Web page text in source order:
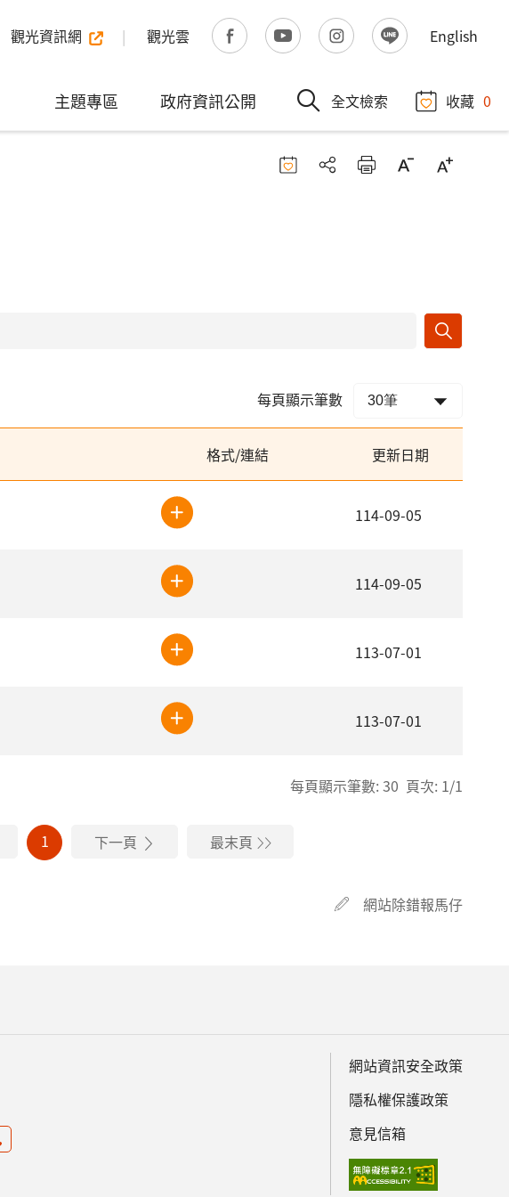
觀光資訊網 觀光雲 English
主題專區 政府資訊公開 全文檢索 收藏 0
每頁顯示筆數
格式/連結 更新日期
114-09-05
114-09-05
113-07-01
113-07-01
每頁顯示筆數: 30 頁次: 1/1
1 下一頁 最末頁
網站除錯報馬仔
網站資訊安全政策
隱私權保護政策
意見信箱